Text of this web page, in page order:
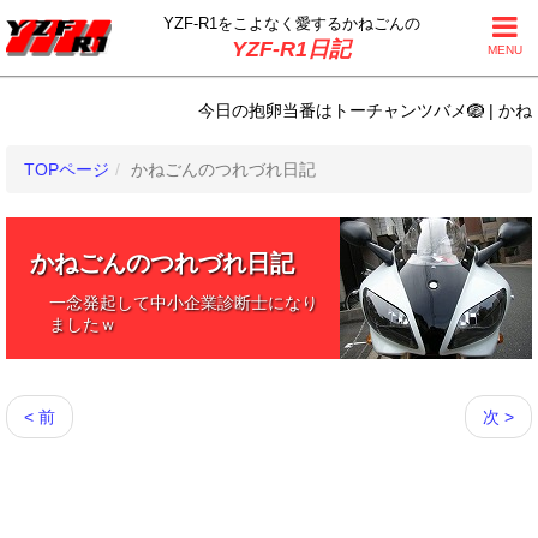
MENU
YZF-R1をこよなく 愛するかねごんの
YZF-R1日記
今日の抱卵当番はトーチャンツバメ🪺 | かね
TOPページ かねごんのつれづれ日記
かねごんのつれづれ日記
一念発起して中小企業診断士になり
ましたｗ
< 前 次 >